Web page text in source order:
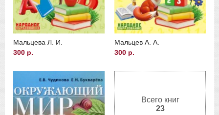
Мальцева Л. И.
300 р.
Мальцев А. А.
300 р.
Всего книг
23